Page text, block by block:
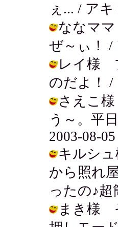
ぇ... / アキ
ななマ
ぜ～ぃ！ /
レイ様
のだよ！ /
さえこ
う～。平
2003-08-
キルシ
から照れ
ったの♪超
まき様